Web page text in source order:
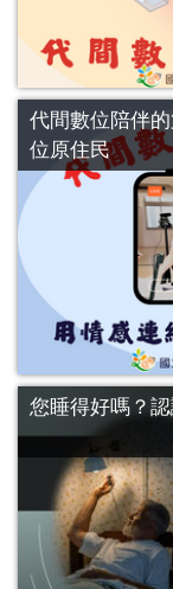
代間數位陪伴
位原住民
您睡得好嗎？